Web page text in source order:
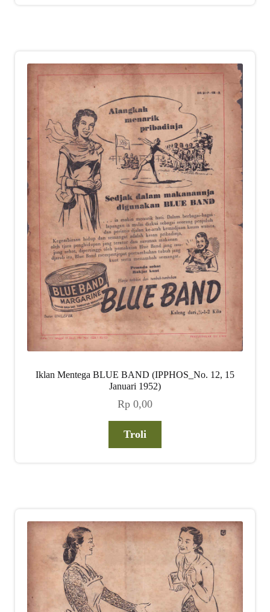
Iklan Mentega BLUE BAND (IPPHOS_No. 12, 15
Januari 1952)
Rp 0,00
Troli